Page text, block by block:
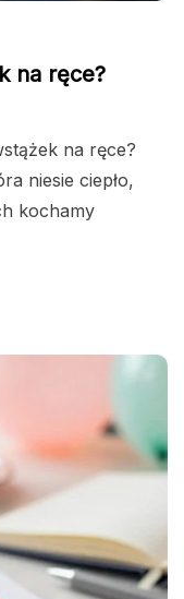
na ręce?
na ręce?
niesie ciepło,
kochamy